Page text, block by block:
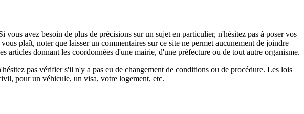
avez besoin de plus de précisions sur un sujet en particulier, n'hésitez pas à poser vos
plaît, noter que laisser un commentaires sur ce site ne permet aucunement de joindre
donnant les coordonnées d'une mairie, d'une préfecture ou de tout autre organisme.
pas vérifier s'il n'y a pas eu de changement de conditions ou de procédure. Les lois
pour un véhicule, un visa, votre logement, etc.